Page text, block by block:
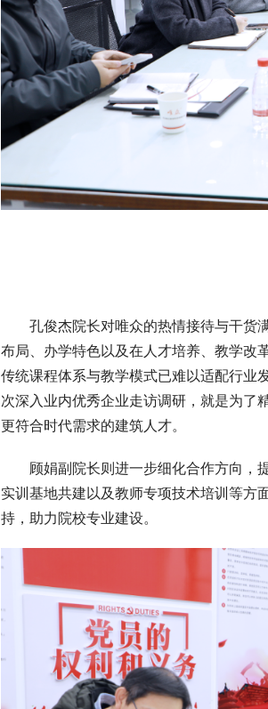
孔俊杰院长对唯众的热情接待与干货
布局、办学特色以及在人才培养、教学改
传统课程体系与教学模式已难以适配行业
次深入业内优秀企业走访调研，就是为了
更符合时代需求的建筑人才。
顾娟副院长则进一步细化合作方向，
实训基地共建以及教师专项技术培训等方
持，助力院校专业建设。